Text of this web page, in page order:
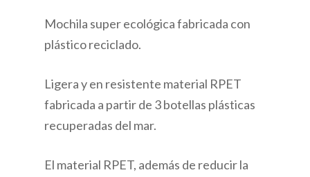
Mochila super ecológica fabricada con
plástico reciclado.
Ligera y en resistente material RPET
fabricada a partir de 3 botellas plásticas
recuperadas del mar.
El material RPET, además de reducir la